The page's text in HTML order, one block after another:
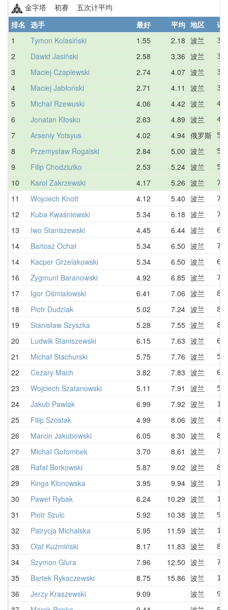
金字塔 初赛 五次计平均
排名 选手 最好 平均 地区
详
1
Tymon Kolasiński 1.55 2.18 波兰
2 Dawid Jasiński 2.58 3.36 波兰
3 Maciej Czapiewski 2.74 4.07 波兰
4 Maciej Jabłoński 2.71 4.11 波兰
5 Michał Rzewuski 4.06 4.42 波兰
6 Jonatan Kłosko 2.63 4.89 波兰
7 Arseniy Yotsyus 4.02 4.94 俄罗斯
8 Przemysław Rogalski 2.84 5.00 波兰
9 Filip Chodziutko 2.53 5.24 波兰
10 Karol Zakrzewski 4.17 5.26 波兰
11 Wojciech Knott 4.12 5.40 波兰
12 Kuba Kwaśniewski 5.34 6.18 波兰
13 Iwo Staniszewski 4.45 6.44 波兰
14 Bartosz Ochał 5.34 6.50 波兰
14 Kacper Grzelakowski 5.34 6.50 波兰
16 Zygmunt Baranowski 4.92 6.85 波兰
17 Igor Ośmiałowski 6.41 7.06 波兰
18 Piotr Dudziak 5.02 7.24 波兰
19 Stanisław Szyszka 5.28 7.55 波兰
20 Ludwik Staniszewski 6.15 7.63 波兰
21 Michał Stachurski 5.75 7.76 波兰
22 Cezary Mach 3.82 7.83 波兰
23 Wojciech Szatanowski 5.11 7.91 波兰
24 Jakub Pawlak 6.99 7.92 波兰
25 Filip Szostak 4.99 8.06 波兰
26 Marcin Jakubowski 6.05 8.30 波兰
27 Michał Gołombek 3.70 8.61 波兰
28 Rafał Borkowski 5.87 9.02 波兰
29 Kinga Klonowska 3.95 9.94 波兰
30 Paweł Rybak 6.24 10.29 波兰
31 Piotr Szulc 5.92 10.38 波兰
32 Patrycja Michalska 5.95 11.59 波兰
33 Olaf Kuźmiński 8.17 11.83 波兰
34 Szymon Glura 7.96 12.50 波兰
35 Bartek Rykaczewski 8.75 15.86 波兰
36 Jerzy Kraszewski 9.09 波兰